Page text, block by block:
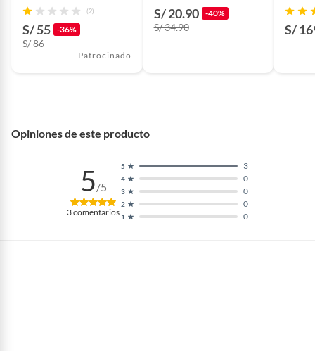
Amigos
(2)
S/ 55 -36%
S/ 86
Patrocinado
damas
S/ 20.90 -40%
S/ 34.90
Copa
S/
Opiniones de este producto
5/5
3comentarios 1 0
2 0
3 0
4 0
5 3